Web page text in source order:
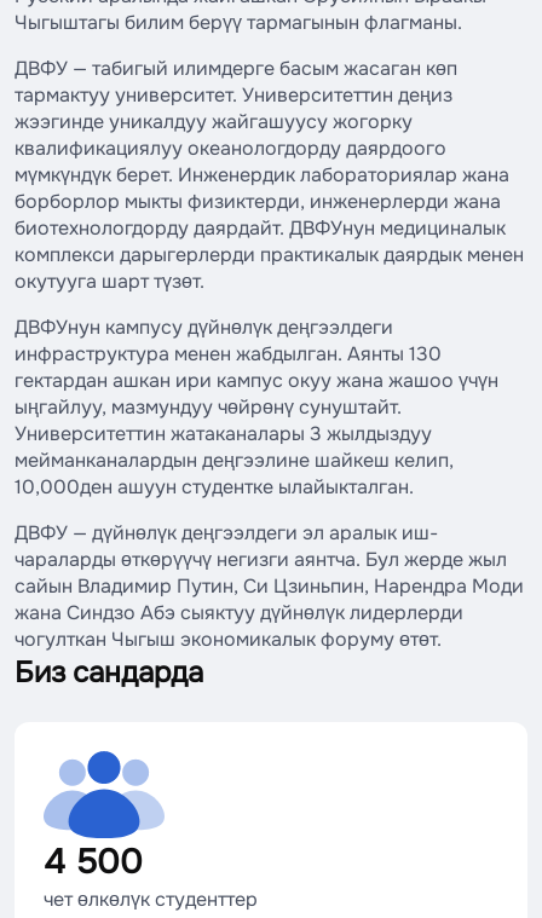
Чыгыштагы билим берүү тармагынын флагманы.
ДВФУ — табигый илимдерге басым жасаган көп
тармактуу университет. Университеттин деңиз
жээгинде уникалдуу жайгашуусу жогорку
квалификациялуу океанологдорду даярдоого
мүмкүндүк берет. Инженердик лабораториялар жана
борборлор мыкты физиктерди, инженерлерди жана
биотехнологдорду даярдайт. ДВФУнун медициналык
комплекси дарыгерлерди практикалык даярдык менен
окутууга шарт түзөт.
ДВФУнун кампусу дүйнөлүк деңгээлдеги
инфраструктура менен жабдылган. Аянты 130
гектардан ашкан ири кампус окуу жана жашоо үчүн
ыңгайлуу, мазмундуу чөйрөнү сунуштайт.
Университеттин жатаканалары 3 жылдыздуу
мейманканалардын деңгээлине шайкеш келип,
10,000ден ашуун студентке ылайыкталган.
ДВФУ — дүйнөлүк деңгээлдеги эл аралык иш-
чараларды өткөрүүчү негизги аянтча. Бул жерде жыл
сайын Владимир Путин, Си Цзиньпин, Нарендра Моди
жана Синдзо Абэ сыяктуу дүйнөлүк лидерлерди
чогулткан Чыгыш экономикалык форуму өтөт.
Биз сандарда
4 500
чет өлкөлүк студенттер